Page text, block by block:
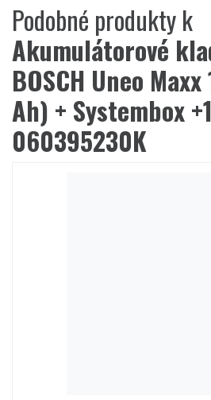
Podobné produkty k
Akumulátorové
BOSCH Uneo
Ah) + Systembox
060395230K